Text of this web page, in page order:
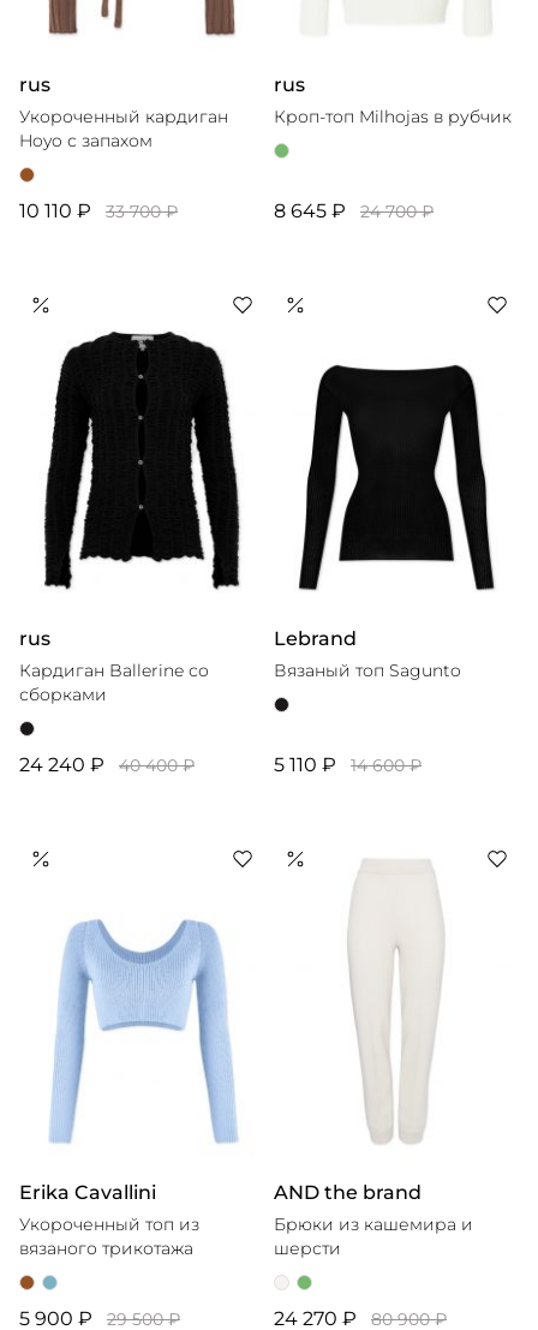
rus
Укороченный кардиган
Hoyo с запахом
10 110 ₽ 33 700 ₽
rus
Кроп-топ Milhojas в рубчик
8 645 ₽ 24 700 ₽
rus
Кардиган Ballerine со
сборками
24 240 ₽ 40 400 ₽
Lebrand
Вязаный топ Sagunto
5 110 ₽ 14 600 ₽
Erika Cavallini
Укороченный топ из
вязаного трикотажа
5 900 ₽ 29 500 ₽
AND the brand
Брюки из кашемира и
шерсти
24 270 ₽ 80 900 ₽